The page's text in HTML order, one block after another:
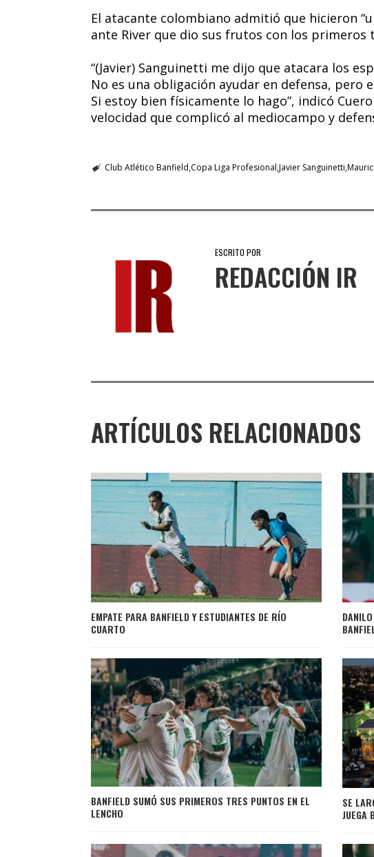
El atacante colombiano admitió que hicieron
ante River que dio sus frutos con los primeros
“(Javier) Sanguinetti me dijo que atacara los
No es una obligación ayudar en defensa, pero
Si estoy bien físicamente lo hago”, indicó
velocidad que complicó al mediocampo y
Club Atlético Banfield Copa Liga Profesional Javier Sanguinetti
ESCRITO POR
REDACCIÓN IR
ARTÍCULOS RELACIONADOS
EMPATE PARA BANFIELD Y ESTUDIANTES DE RÍO
CUARTO
BANFIELD SUMÓ SUS PRIMEROS TRES PUNTOS EN EL
LENCHO
SE
JUEGA